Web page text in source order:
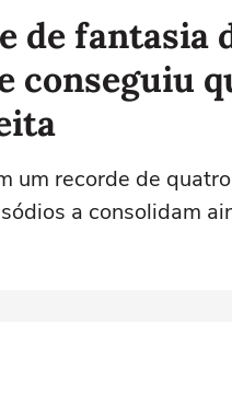
de fantasia
conseguiu
um recorde de
a consolidam